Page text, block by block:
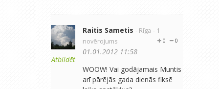
Atbildēt
Raitis Sametis - Rīga - 1
novērojums
0
0
01.01.2012 11:58
WOOW! Vai godājamais Muntis
arī pārējās gada dienās fiksē